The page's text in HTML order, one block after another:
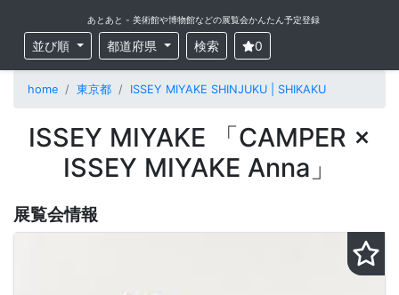
あとあと - 美術館や博物館などの展覧会かんたん予定登録
並び順 都道府県 検索 0
home 東京都 ISSEY MIYAKE SHINJUKU | SHIKAKU
ISSEY MIYAKE 「CAMPER ×
ISSEY MIYAKE Anna」
展覧会情報